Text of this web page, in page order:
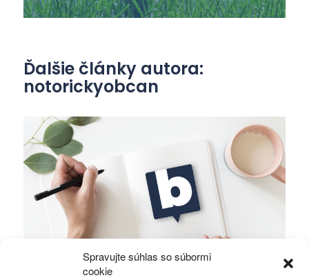
Spravujte súhlas so súbormi
cookie
Ďalšie články autora:
notorickyobcan